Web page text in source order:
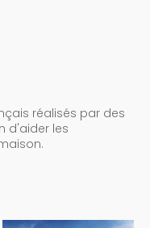
réalisés par des
d'aider les